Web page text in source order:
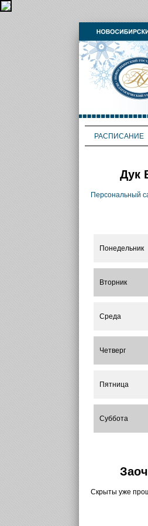
РАСПИСАНИЕ
Дук
Персональный
Понедельник
Вторник
Среда
Четверг
Пятница
Суббота
Скрыты уже